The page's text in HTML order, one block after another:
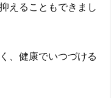
えることもできまし
、健康でいつづける